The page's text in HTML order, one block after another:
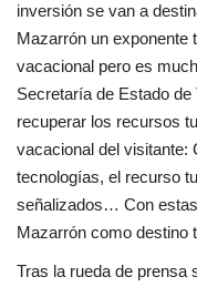
inversión se van a
Mazarrón un exponente
vacacional pero es
Secretaría de Estado
recuperar los recursos
vacacional del visitante:
tecnologías, el recurso
señalizados… Con
Mazarrón como destino
Tras la rueda de prensa